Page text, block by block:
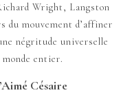
Wright, Langston
du mouvement d’affiner
négritude universelle
monde entier.
Césaire